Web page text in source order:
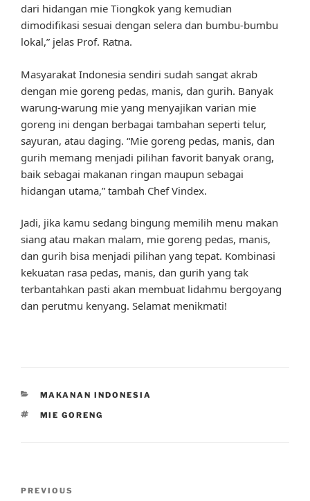
dari hidangan mie Tiongkok yang kemudian
dimodifikasi sesuai dengan selera dan bumbu-bumbu
lokal,” jelas Prof. Ratna.
Masyarakat Indonesia sendiri sudah sangat akrab
dengan mie goreng pedas, manis, dan gurih. Banyak
warung-warung mie yang menyajikan varian mie
goreng ini dengan berbagai tambahan seperti telur,
sayuran, atau daging. “Mie goreng pedas, manis, dan
gurih memang menjadi pilihan favorit banyak orang,
baik sebagai makanan ringan maupun sebagai
hidangan utama,” tambah Chef Vindex.
Jadi, jika kamu sedang bingung memilih menu makan
siang atau makan malam, mie goreng pedas, manis,
dan gurih bisa menjadi pilihan yang tepat. Kombinasi
kekuatan rasa pedas, manis, dan gurih yang tak
terbantahkan pasti akan membuat lidahmu bergoyang
dan perutmu kenyang. Selamat menikmati!
CATEGORIES
MAKANAN INDONESIA
TAGS
MIE GORENG
Previous
PREVIOUS